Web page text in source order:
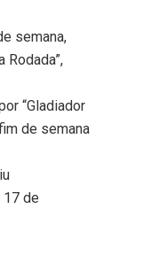
semana,
Rodada”,
“Gladiador
de semana
17 de